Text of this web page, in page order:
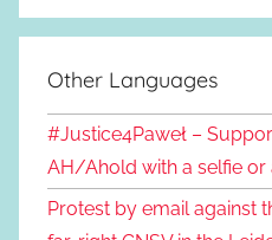
Other Languages
#Justice4Paweł –
AH/Ahold with a selfie or
Protest by email against